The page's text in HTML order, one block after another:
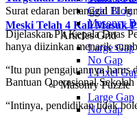
Meski Telah 4 Kali Masuk
Grid Blog
Masonry
Articles Grid
Large Gap
No Gap
1 Pixel
Masonry Puzzle
Large Gap
No Gap
Surat edaran bertanggal 11
Dijelaskan Plt Kepala Dnas
hanya diizinkan menarik
“Itu pun pengajuannya harus
Bantuan Operasional
“Intinya, pendidikan tidak